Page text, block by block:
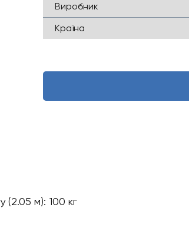
Виробник
Країна
м): 100 кг